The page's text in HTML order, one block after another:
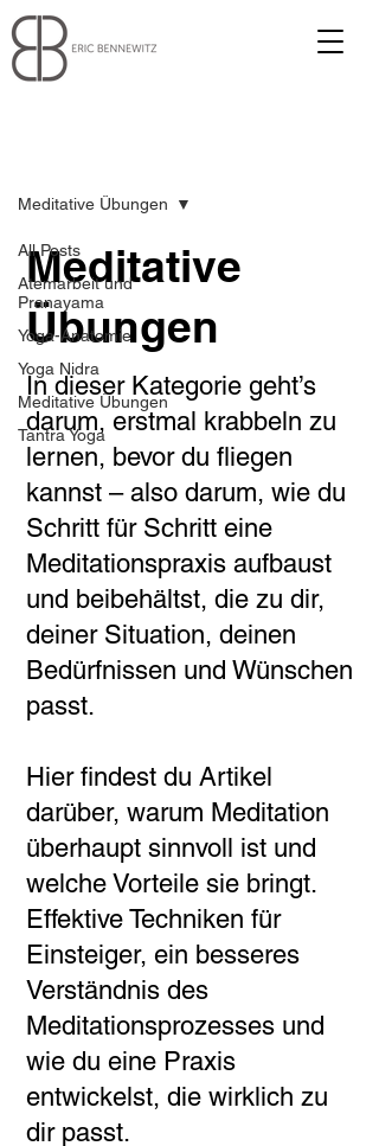
All Posts
Atemarbeit und
Pranayama
Yoga-Anatomie
Yoga Nidra
Meditative Übungen
Tantra Yoga
Meditative Übungen
Meditative
Übungen
In dieser Kategorie geht’s
darum, erstmal krabbeln zu
lernen, bevor du fliegen
kannst – also darum, wie du
Schritt für Schritt eine
Meditationspraxis aufbaust
und beibehältst, die zu dir,
deiner Situation, deinen
Bedürfnissen und Wünschen
passt.
Hier findest du Artikel
darüber, warum Meditation
überhaupt sinnvoll ist und
welche Vorteile sie bringt.
Effektive Techniken für
Einsteiger, ein besseres
Verständnis des
Meditationsprozesses und
wie du eine Praxis
entwickelst, die wirklich zu
dir passt.